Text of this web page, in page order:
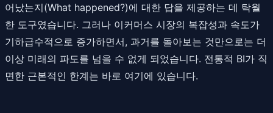
어났는지(What happened?)에 대한 답을 제공하는 데 탁월
한 도구였습니다. 그러나 이커머스 시장의 복잡성과 속도가
기하급수적으로 증가하면서, 과거를 돌아보는 것만으로는 더
이상 미래의 파도를 넘을 수 없게 되었습니다. 전통적 BI가 직
면한 근본적인 한계는 바로 여기에 있습니다.